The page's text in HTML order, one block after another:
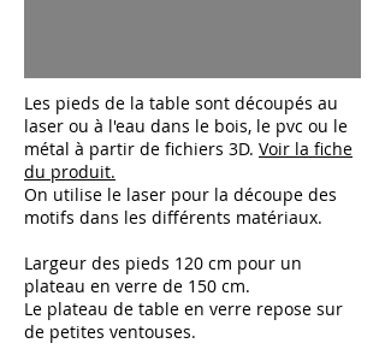
Les pieds de la table sont découpés au
laser ou à l'eau dans le bois, le pvc ou le
métal à partir de fichiers 3D. Voir la fiche
du produit.
On utilise le laser pour la découpe des
motifs dans les différents matériaux.
Largeur des pieds 120 cm pour un
plateau en verre de 150 cm.
Le plateau de table en verre repose sur
de petites ventouses.